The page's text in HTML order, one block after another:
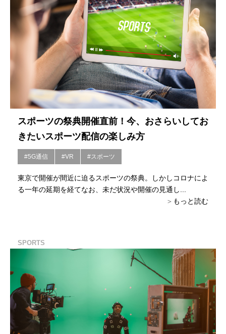
スポーツの祭典開催直前！今、おさらいしてお
きたいスポーツ配信の楽しみ方
#5G通信 #VR #スポーツ
東京で開催が間近に迫るスポーツの祭典。しかしコロナによ
る一年の延期を経てなお、未だ状況や開催の見通し...
もっと読む
SPORTS